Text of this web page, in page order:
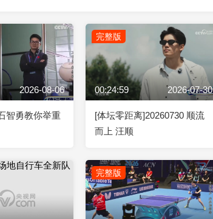
片庫 收視榜 總台企業白名單
2026-08-06
智勇教你举重
完整版
00:24:59 2026-07-30
[体坛零距离]20260730 顺流
而上 汪顺
完整版